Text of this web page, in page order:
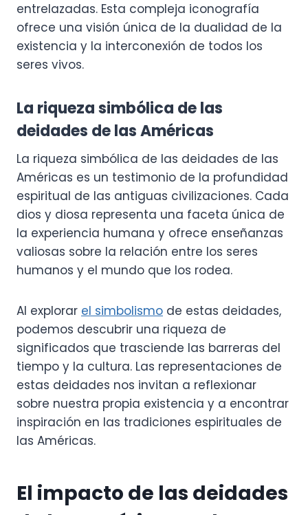
entrelazadas. Esta compleja iconografía
ofrece una visión única de la dualidad de la
existencia y la interconexión de todos los
seres vivos.
La riqueza simbólica de las
deidades de las Américas
La riqueza simbólica de las deidades de las
Américas es un testimonio de la profundidad
espiritual de las antiguas civilizaciones. Cada
dios y diosa representa una faceta única de
la experiencia humana y ofrece enseñanzas
valiosas sobre la relación entre los seres
humanos y el mundo que los rodea.
Al explorar el simbolismo de estas deidades,
podemos descubrir una riqueza de
significados que trasciende las barreras del
tiempo y la cultura. Las representaciones de
estas deidades nos invitan a reflexionar
sobre nuestra propia existencia y a encontrar
inspiración en las tradiciones espirituales de
las Américas.
El impacto de las deidades